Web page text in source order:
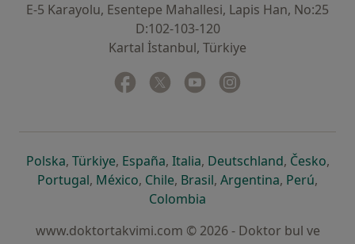
E-5 Karayolu, Esentepe Mahallesi, Lapis Han, No:25
D:102-103-120
Kartal İstanbul, Türkiye
Facebook
yeni bir sekmede açılır
Twitter
yeni bir sekmede açılır
Youtube
yeni bir sekmede açılır
Polskayeni bir sekmede açılır
, Türkiyeyeni bir sekmede açılır
, Españayeni bir sekmede açılır
, Italiayeni bir sekmede açılır
, Deutschlandyeni bir
, Českoyeni
,
Portugalyeni bir sekmede açılır
, Méxicoyeni bir sekmede açılır
, Chileyeni bir sekmede açılır
, Brasilyeni bir sekmede açılır
, Argentinayeni bir
, Perúyeni
,
Colombia
www.doktortakvimi.com © 2026 - Doktor bul ve